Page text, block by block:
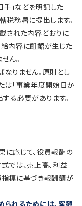
手」などを明記した
税務署に提出します。
された内容どおりに
給内容に齟齬が生じた
ん。
りません。原則とし
は「事業年度開始日か
る必要があります。
に応じて、役員報酬の
では、売上高、利益
指標に基づき報酬額が
られるためには、客観